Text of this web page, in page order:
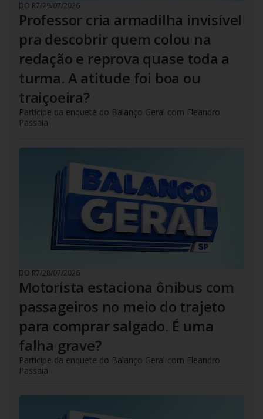
DO R7/29/07/2026
Professor cria armadilha invisível
pra descobrir quem colou na
redação e reprova quase toda a
turma. A atitude foi boa ou
traiçoeira?
Participe da enquete do Balanço Geral com Eleandro
Passaia
DO R7/28/07/2026
Motorista estaciona ônibus com
passageiros no meio do trajeto
para comprar salgado. É uma
falha grave?
Participe da enquete do Balanço Geral com Eleandro
Passaia